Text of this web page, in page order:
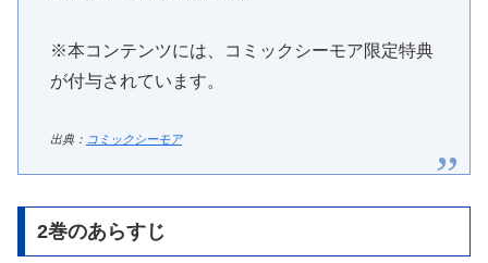
※本コンテンツには、コミックシーモア限定特典
が付与されています。
出典： コミックシーモア
2巻のあらすじ